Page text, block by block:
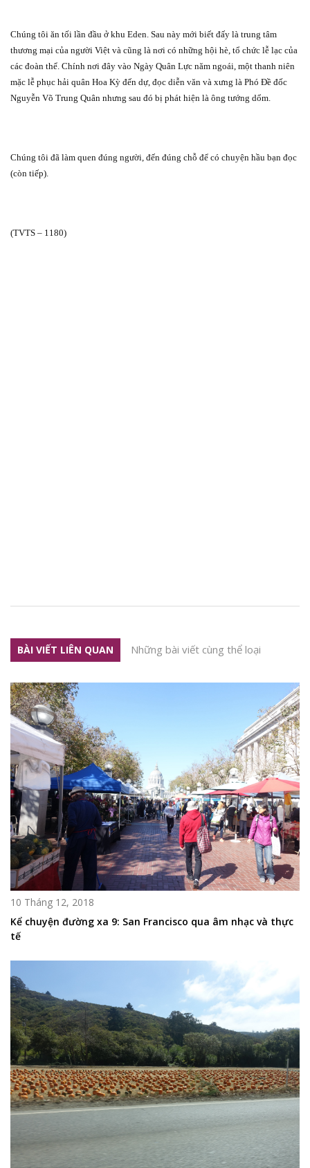
Chúng tôi ăn tối lần đầu ở khu Eden. Sau này mới biết đấy là trung tâm
thương mại của người Việt và cũng là nơi có những hội hè, tổ chức lễ lạc của
các đoàn thể. Chính nơi đây vào Ngày Quân Lực năm ngoái, một thanh niên
mặc lễ phục hải quân Hoa Kỳ đến dự, đọc diễn văn và xưng là Phó Đề đốc
Nguyễn Võ Trung Quân nhưng sau đó bị phát hiện là ông tướng dổm.
Chúng tôi đã làm quen đúng người, đến đúng chỗ để có chuyện hầu bạn đọc
(còn tiếp).
(TVTS – 1180)
BÀI VIẾT LIÊN QUAN Những bài viết cùng thể loại
10 Tháng 12, 2018
Kể chuyện đường xa 9: San Francisco qua âm nhạc và thực
tế